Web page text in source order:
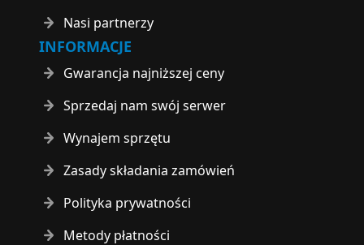
Nasi partnerzy
INFORMACJE
Gwarancja najniższej ceny
Sprzedaj nam swój serwer
Wynajem sprzętu
Zasady składania zamówień
Polityka prywatności
Metody płatności